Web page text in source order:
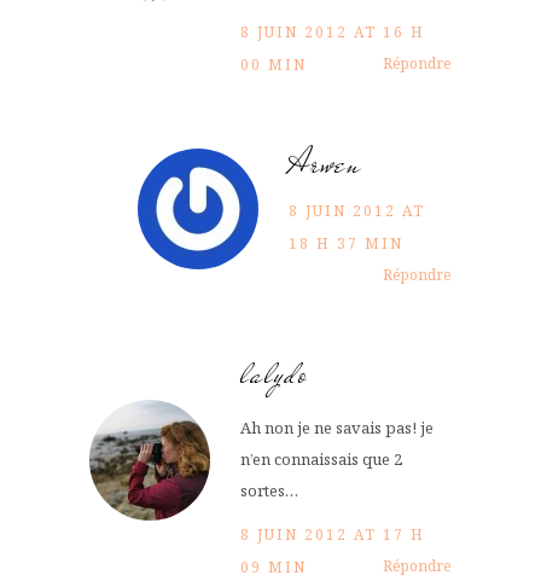
8 JUIN 2012 AT 16 H
00 MIN
Répondre
Arwen
8 JUIN 2012 AT
18 H 37 MIN
Répondre
lalydo
Ah non je ne savais pas! je
n’en connaissais que 2
sortes…
8 JUIN 2012 AT 17 H
09 MIN
Répondre